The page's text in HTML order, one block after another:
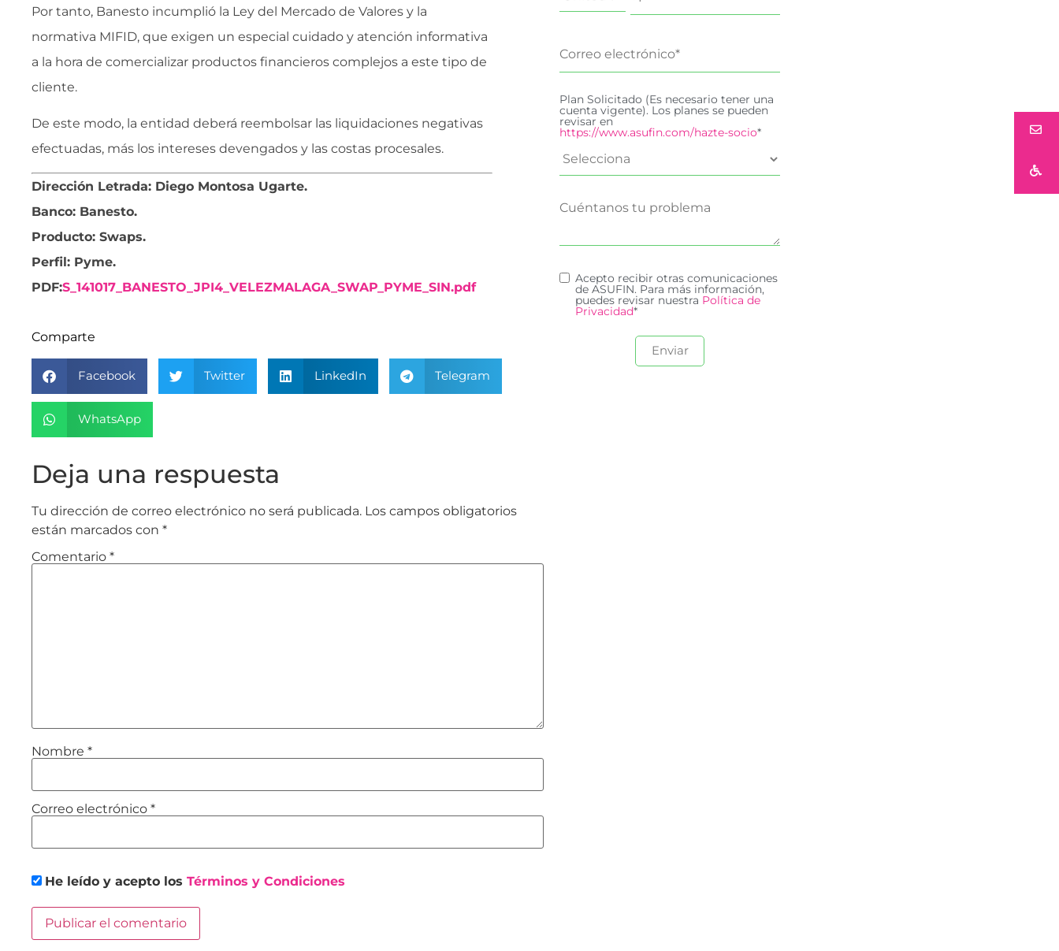
Por tanto, Banesto incumplió la Ley del Mercado de Valores y la
normativa MIFID, que exigen un especial cuidado y atención informativa
a la hora de comercializar productos financieros complejos a este tipo de
cliente.
De este modo, la entidad deberá reembolsar las liquidaciones negativas
efectuadas, más los intereses devengados y las costas procesales.
Dirección Letrada: Diego Montosa Ugarte.
Banco: Banesto.
Producto: Swaps.
Perfil: Pyme.
PDF:S_141017_BANESTO_JPI4_VELEZMALAGA_SWAP_PYME_SIN.pdf
Comparte
Facebook Twitter LinkedIn Telegram
WhatsApp
Deja una respuesta
Tu dirección de correo electrónico no será publicada. Los campos obligatorios
están marcados con *
Comentario *
Nombre *
Correo electrónico *
He leído y acepto los Términos y Condiciones
Plan Solicitado (Es necesario tener una
cuenta vigente). Los planes se pueden
revisar en
https://www.asufin.com/hazte-socio*
Acepto recibir otras comunicaciones
de ASUFIN. Para más información,
puedes revisar nuestra Política de
Privacidad*